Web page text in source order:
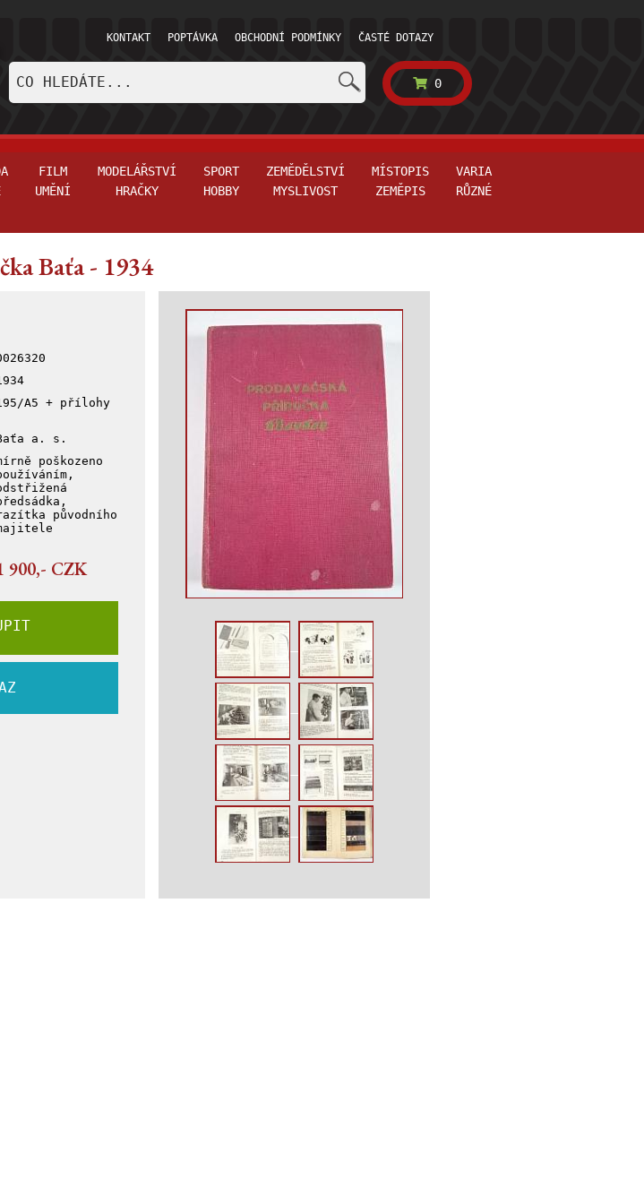
KONTAKT POPTÁVKA OBCHODNÍ PODMÍNKY ČASTÉ DOTAZY
0
FILM
UMĚNÍ
MODELÁŘSTVÍ
HRAČKY
SPORT
HOBBY
ZEMĚDĚLSTVÍ
MYSLIVOST
MÍSTOPIS
ZEMĚPIS
VARIA
RŮZNÉ
Baťa - 1934
A5 + přílohy
a. s.
poškozeno
původního
900,- CZK